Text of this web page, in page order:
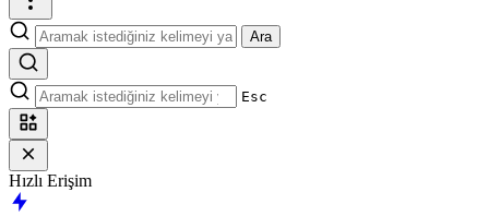
Ara
Esc
Hızlı Erişim